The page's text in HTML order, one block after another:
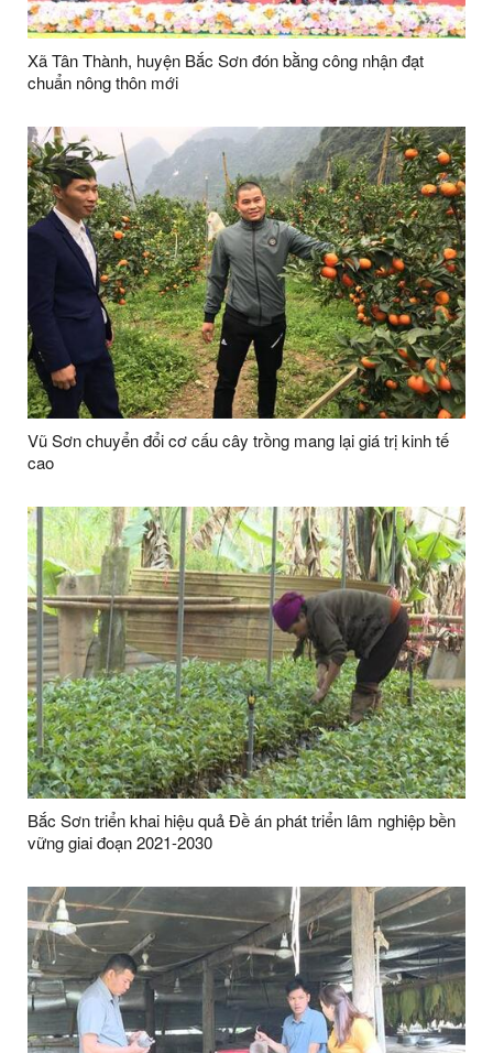
Xã Tân Thành, huyện Bắc Sơn đón bằng công nhận đạt
chuẩn nông thôn mới
Vũ Sơn chuyển đổi cơ cấu cây trồng mang lại giá trị kinh tế
cao
Bắc Sơn triển khai hiệu quả Đề án phát triển lâm nghiệp bền
vững giai đoạn 2021-2030